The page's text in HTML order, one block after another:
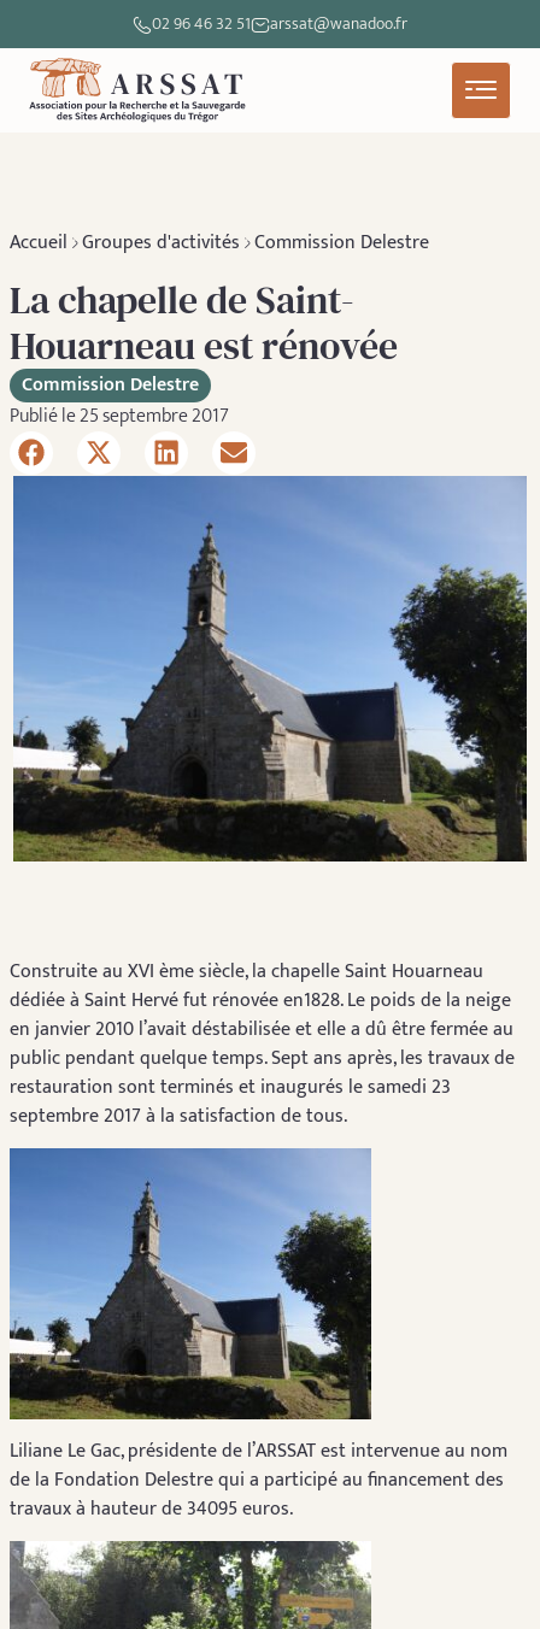
02 96 46 32 51 arssat@wanadoo.fr
Accueil Groupes d'activités Commission Delestre
La chapelle de Saint-
Houarneau est rénovée
Commission Delestre
Publié le 25 septembre 2017
Construite au XVI ème siècle, la chapelle Saint Houarneau
dédiée à Saint Hervé fut rénovée en1828. Le poids de la neige
en janvier 2010 l’avait déstabilisée et elle a dû être fermée au
public pendant quelque temps. Sept ans après, les travaux de
restauration sont terminés et inaugurés le samedi 23
septembre 2017 à la satisfaction de tous.
Liliane Le Gac, présidente de l’ARSSAT est intervenue au nom
de la Fondation Delestre qui a participé au financement des
travaux à hauteur de 34095 euros.